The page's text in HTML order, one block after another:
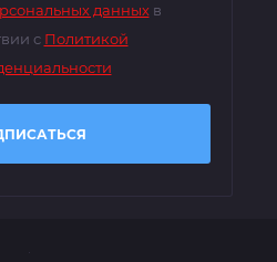
данныхв
с Политикой